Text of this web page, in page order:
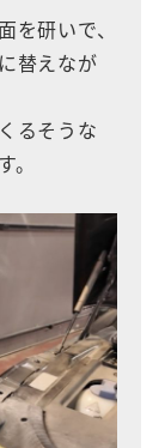
研いで、
替えなが
るそうな